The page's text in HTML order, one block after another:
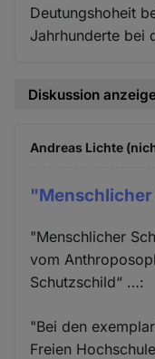
Deutungshoheit
Jahrhunderte bei
Diskussion
Andreas Lichte
"Menschlicher
vom
Schutzschild“ …:
"Bei den
Freien